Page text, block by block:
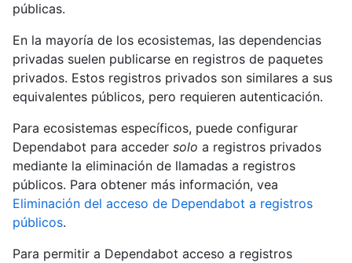
públicas.
En la mayoría de los ecosistemas, las dependencias
privadas suelen publicarse en registros de paquetes
privados. Estos registros privados son similares a sus
equivalentes públicos, pero requieren autenticación.
Para ecosistemas específicos, puede configurar
Dependabot para acceder solo a registros privados
mediante la eliminación de llamadas a registros
públicos. Para obtener más información, vea
Eliminación del acceso de Dependabot a registros
públicos.
Para permitir a Dependabot acceso a registros